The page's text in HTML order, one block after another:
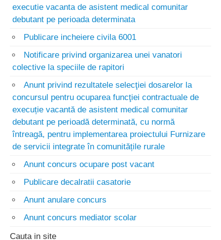
executie vacanta de asistent medical comunitar
debutant pe perioada determinata
Publicare incheiere civila 6001
Notificare privind organizarea unei vanatori
colective la speciile de rapitori
Anunt privind rezultatele selecţiei dosarelor la
concursul pentru ocuparea funcţiei contractuale de
execuție vacantă de asistent medical comunitar
debutant pe perioadă determinată, cu normă
întreagă, pentru implementarea proiectului Furnizare
de servicii integrate în comunitățile rurale
Anunt concurs ocupare post vacant
Publicare decalratii casatorie
Anunt anulare concurs
Anunt concurs mediator scolar
Cauta in site